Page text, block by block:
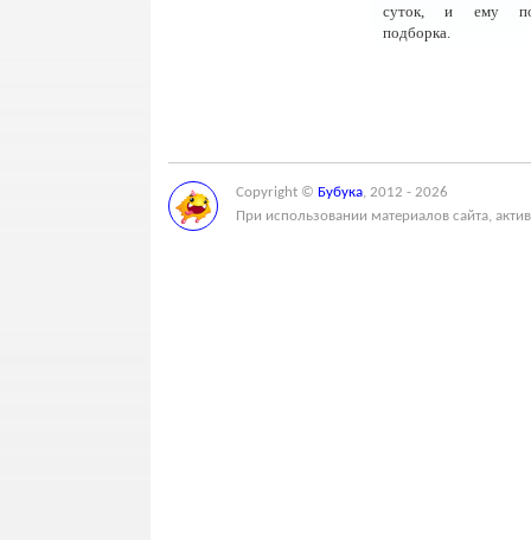
суток, и ему
подборка.
Copyright © Бубука, 2012 - 2026
При использовании материалов сайта,